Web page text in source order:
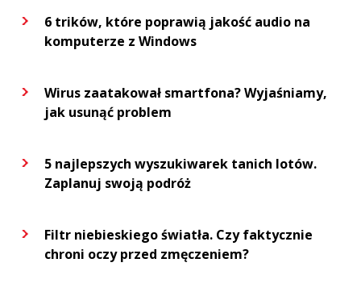
6 trików, które poprawią jakość audio na
komputerze z Windows
Wirus zaatakował smartfona? Wyjaśniamy,
jak usunąć problem
5 najlepszych wyszukiwarek tanich lotów.
Zaplanuj swoją podróż
Filtr niebieskiego światła. Czy faktycznie
chroni oczy przed zmęczeniem?